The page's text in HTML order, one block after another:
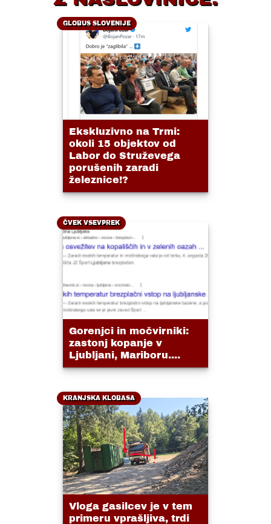
GLOBUS SLOVENIJE
Ekskluzivno na Trmi:
okoli 15 objektov od
Labor do Struževega
porušenih zaradi
železnice!?
ČVEK VSEVPREK
Gorenjci in močvirniki:
zastonj kopanje v
Ljubljani, Mariboru....
KRANJSKA KLOBASA
Vloga gasilcev je v tem
primeru vprašljiva, trdi